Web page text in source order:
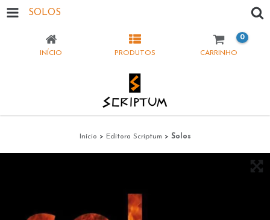
SOLOS
INÍCIO PRODUTOS CARRINHO
0
Início > Editora Scriptum > Solos